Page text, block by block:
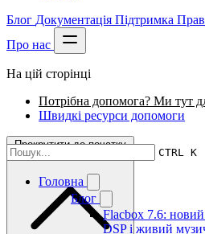
Блог Документація Підтримка
Про нас
CTRL K
Головна
Блог
Flacbox 7.6:
DSP і живий
На цій сторінці
Потрібна допомога? Ми тут
Швидкі ресурси допомоги
Прокрутити до початку